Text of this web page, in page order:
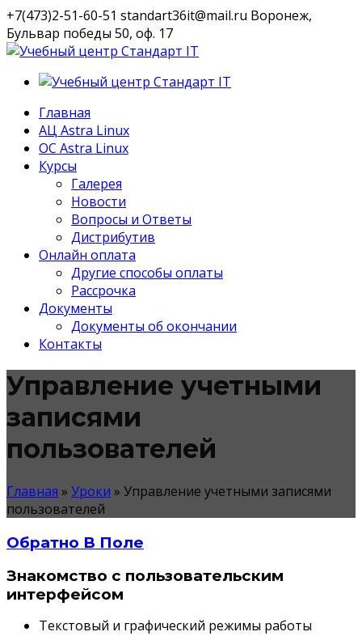
+7(473)2-51-60-51 standart36it@mail.ru Воронеж,
Бульвар победы 50, оф. 17
VK
Главная
АЦ Astra Linux
OC Astra Linux
Курсы
Галерея
Новости
Вопросы и Ответы
Дистрибутив
Онлайн оплата
Другие способы оплаты
Рассрочка
Документы
Документы об окончании
Контакты
Управление учетными
записями
пользователей
Главная » Уроки » Управление учетными записями
пользователей
Обратно В Поле
Знакомство с пользовательским
интерфейсом
Текстовый и графический режимы работы